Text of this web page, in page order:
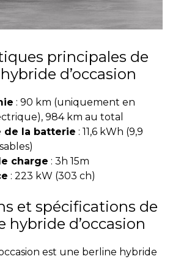
principales de
d’occasion
: 90 km (uniquement en
984 km au total
de la batterie : 11,6 kWh (9,9
charge : 3h 15m
: 223 kW (303 ch)
et spécifications de
hybride d’occasion
est une berline hybride